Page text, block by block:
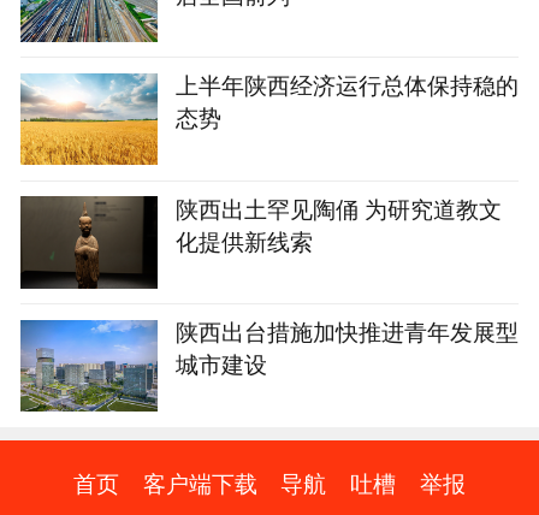
上半年陕西经济运行总体保持稳的
态势
陕西出土罕见陶俑 为研究道教文
化提供新线索
陕西出台措施加快推进青年发展型
城市建设
首页 客户端下载 导航 吐槽 举报